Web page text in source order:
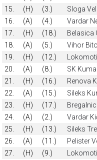
15.
(H) (3.) Sloga
16.
(A) (4.) Vardar
17.
(H) (18.) Belasica
18.
(A) (5.) Vihor
19.
(H) (12.)
20.
(A) (8.) SK
21.
(H) (16.) Renova
22.
(A) (15.) Sileks
23.
(H) (17.)
24.
(A) (2.) Vardar
25.
(H) (13.) Sileks
26.
(A) (11.) Pelister
27.
(H) (9.)